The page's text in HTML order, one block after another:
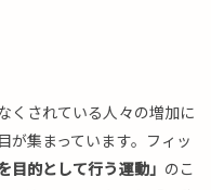
くされている人々の増加に
が集まっています。フィッ
目的として行う運動」 のこ